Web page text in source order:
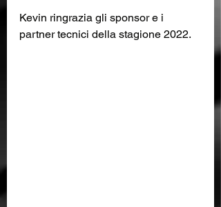
Kevin ringrazia gli sponsor e i
partner tecnici della stagione 2022.